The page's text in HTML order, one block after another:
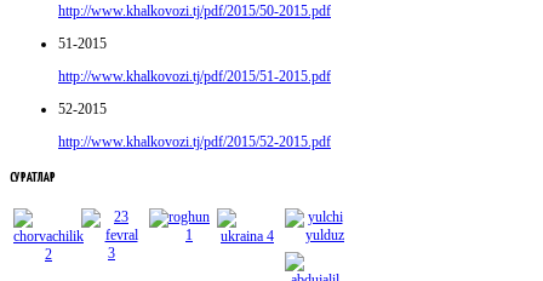
http://www.khalkovozi.tj/pdf/2015/50-2015.pdf
51-2015
http://www.khalkovozi.tj/pdf/2015/51-2015.pdf
52-2015
http://www.khalkovozi.tj/pdf/2015/52-2015.pdf
СУРАТЛАР